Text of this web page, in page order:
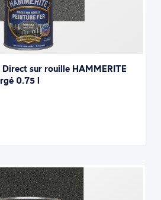
sur rouille HAMMERITE
0.75 l